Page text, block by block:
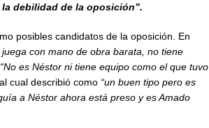
debilidad de la oposición”.
posibles candidatos de la oposición. En
juega con mano de obra barata, no tiene
“No es Néstor ni tiene equipo como el que tuvo
cual describió como “un buen tipo pero es
a Néstor ahora está preso y es Amado